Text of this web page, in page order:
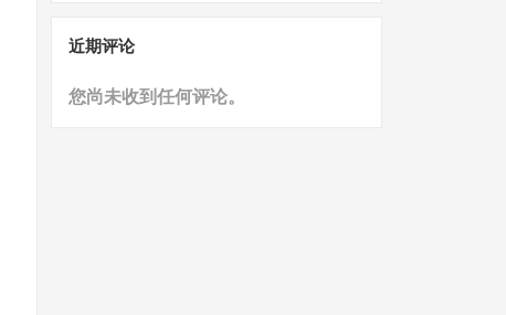
近期评论
您尚未收到任何评论。